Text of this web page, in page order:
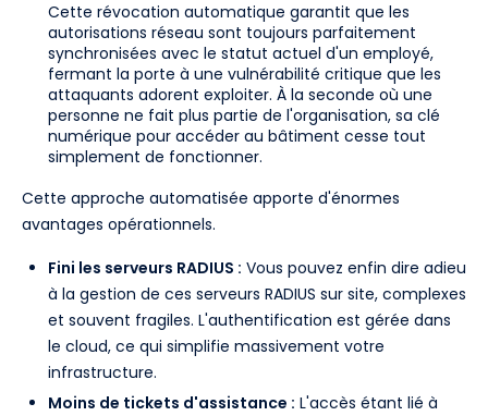
Cette révocation automatique garantit que les
autorisations réseau sont toujours parfaitement
synchronisées avec le statut actuel d'un employé,
fermant la porte à une vulnérabilité critique que les
attaquants adorent exploiter. À la seconde où une
personne ne fait plus partie de l'organisation, sa clé
numérique pour accéder au bâtiment cesse tout
simplement de fonctionner.
Cette approche automatisée apporte d'énormes
avantages opérationnels.
Fini les serveurs RADIUS : Vous pouvez enfin dire adieu
à la gestion de ces serveurs RADIUS sur site, complexes
et souvent fragiles. L'authentification est gérée dans
le cloud, ce qui simplifie massivement votre
infrastructure.
Moins de tickets d'assistance : L'accès étant lié à